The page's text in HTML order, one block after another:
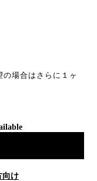
場合はさらに１ヶ
向け